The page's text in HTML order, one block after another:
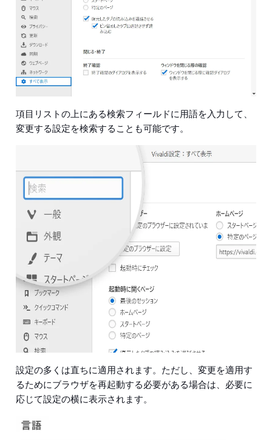
項目リストの上にある検索フィールドに用語を入力して、
変更する設定を検索することも可能です。
設定の多くは直ちに適用されます。ただし、変更を適用す
るためにブラウザを再起動する必要がある場合は、必要に
応じて設定の横に表示されます。